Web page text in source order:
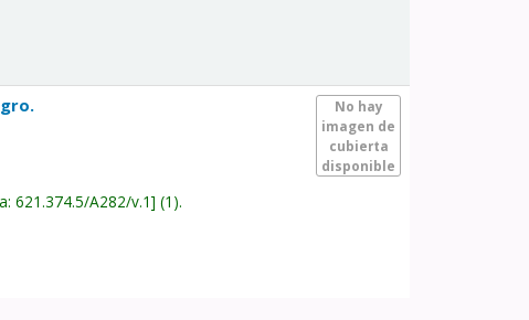
No hay
imagen de
cubierta
disponible
621.374.5/A282/v.1 (1).